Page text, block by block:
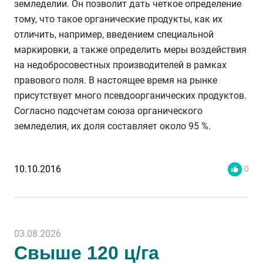
земледелии. Он позволит дать четкое определение
тому, что такое органические продукты, как их
отличить, например, введением специальной
маркировки, а также определить меры воздействия
на недобросовестных производителей в рамках
правового поля. В настоящее время на рынке
присутствует много псевдоорганических продуктов.
Согласно подсчетам союза органического
земледелия, их доля составляет около 95 %.
10.10.2016 0
03.08.2026
Свыше 120 ц/га